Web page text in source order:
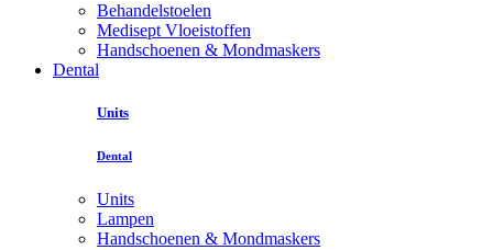
Behandelstoelen
Medisept Vloeistoffen
Handschoenen & Mondmaskers
Dental
Units
Dental
Units
Lampen
Handschoenen & Mondmaskers